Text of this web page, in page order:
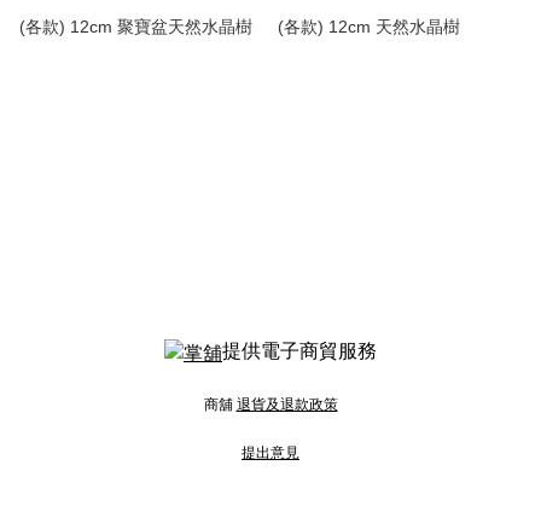
(各款) 12cm 聚寶盆天然水晶樹 (各款) 12cm 天然水晶樹
提供電子商貿服務
商舖 退貨及退款政策
提出意見